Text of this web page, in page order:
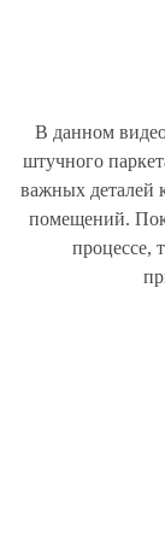
В данном
штучного
важных деталей
помещений.
процессе,